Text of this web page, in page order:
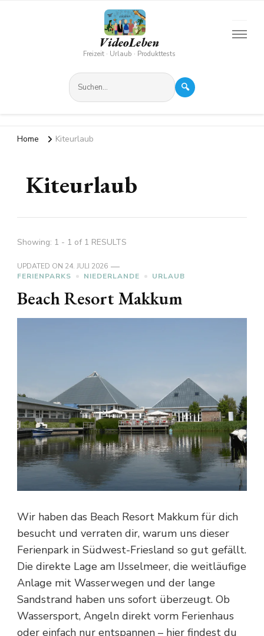
VideoLeben
Freizeit · Urlaub · Produkttests
🔍
Home Kiteurlaub
Kiteurlaub
Showing: 1 - 1 of 1 RESULTS
UPDATED ON 24. JULI 2026
FERIENPARKS
NIEDERLANDE URLAUB
Beach Resort Makkum
Wir haben das Beach Resort Makkum für dich
besucht und verraten dir, warum uns dieser
Ferienpark in Südwest-Friesland so gut gefällt.
Die direkte Lage am IJsselmeer, die weitläufige
Anlage mit Wasserwegen und der lange
Sandstrand haben uns sofort überzeugt. Ob
Wassersport, Angeln direkt vorm Ferienhaus
oder einfach nur entspannen – hier findest du